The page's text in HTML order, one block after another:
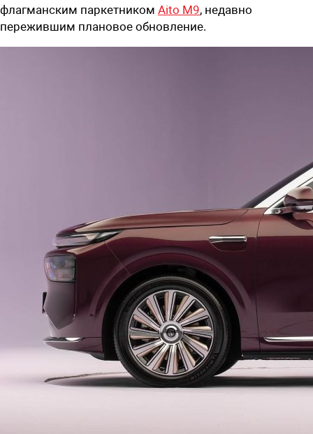
флагманским паркетником Aito M9, недавно
пережившим плановое обновление.